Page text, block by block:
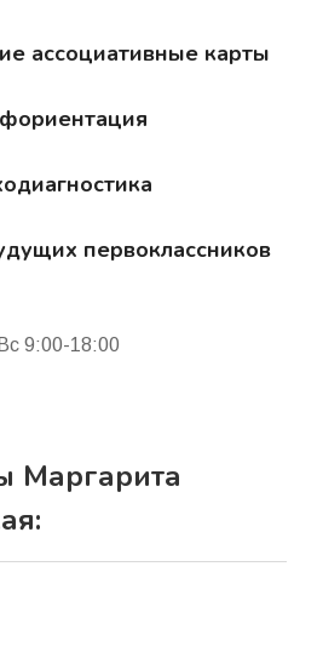
ассоциативные карты
первоклассников
9:00-18:00
Маргарита